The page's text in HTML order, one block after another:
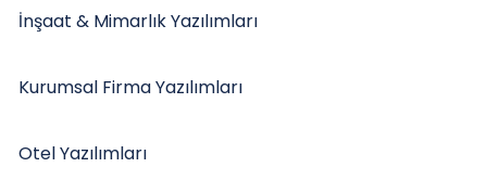
İnşaat & Mimarlık Yazılımları
Kurumsal Firma Yazılımları
Otel Yazılımları